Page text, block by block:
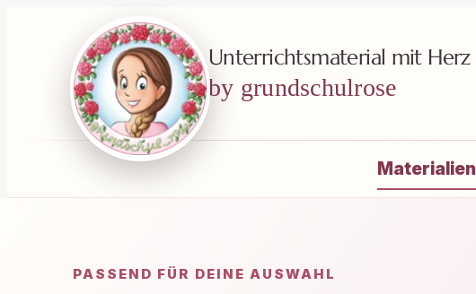
Unterrichtsmaterial mit Herz
by grundschulrose
Materialsuche
Materialien
PASSEND FÜR DEINE AUSWAHL